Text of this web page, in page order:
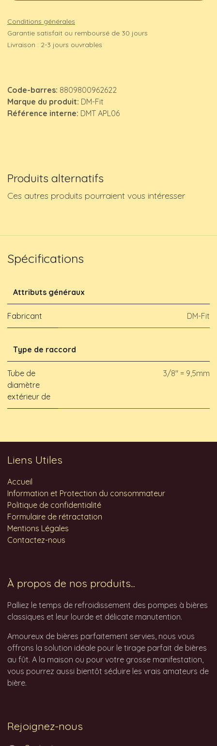
Conditions générales
Garantie satisfait ou remboursé de 30 jours
Livraison : 2-3 jours ouvrables
Code-barres: 8809800962622
Marque du produit: DM-Fit
Référence interne: DMT APL06
Produits alternatifs
Ces autres produits pourraient vous intéresser
Spécifications
Attributs généraux
Fabricant DM-Fit
Type de raccord
Tube de
diamètre
extérieur de
3/8" = 9,5mm
Liens Utiles
Accueil
Information et Protection du consommateur
Politique de confidentialité
Formulaire de rétractation
Mentions Légales
Contactez-nous
À propos de nos produits...
Palliez le temps de refroidissement des pompes à bières
classiques et leur lourde et délicate manutention.
Amoureux de bières parfaitement servies, nous vous
offrons la solution idéale pour le tirage parfait de bières
au fût. A la maison ou pour votre grosse manifestation,
vous pourrez aussi bientôt séduire les vrais amateurs de
bière.
Rejoignez-nous